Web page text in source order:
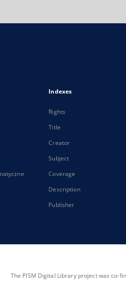
Indexes
Rights
Title
Creator
Subject
Coverage
Description
Publisher
The PISM Digital Library project was co-